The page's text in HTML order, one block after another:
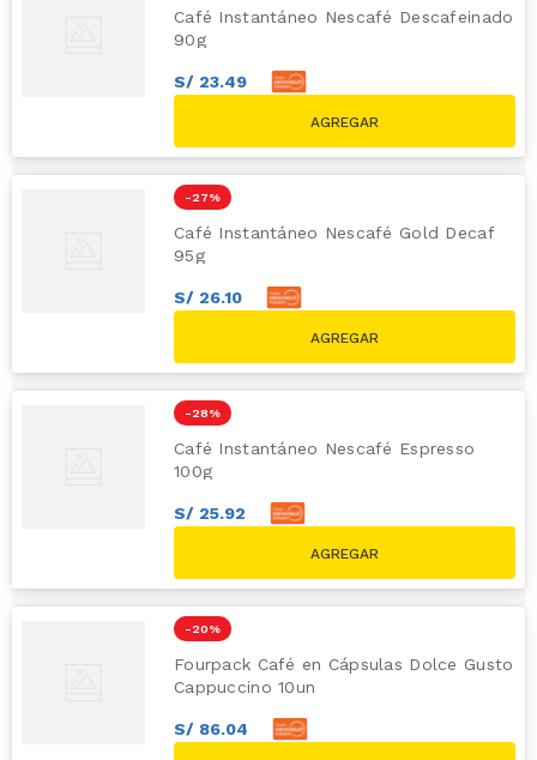
Café Instantáneo Nescafé Descafeinado
90g
S/ 23.49
S/
-27 %
Café Instantáneo Nescafé Gold Decaf
95g
S/ 26.10
S/
-28 %
Café Instantáneo Nescafé Espresso
100g
S/ 25.92
S/
-20 %
Fourpack Café en Cápsulas Dolce Gusto
Cappuccino 10un
S/ 86.04
S/